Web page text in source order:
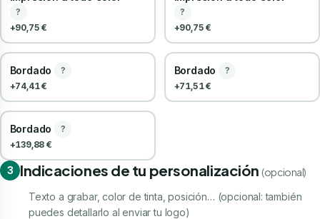
?
+90,75 €
?
+90,75 €
Bordado
?
+74,41 €
Bordado
?
+71,51 €
Bordado
?
+139,88 €
3 Indicaciones de tu personalización (opcional)
Texto a grabar, color de tinta, posición… (opcional: también
puedes detallarlo al enviar tu logo)